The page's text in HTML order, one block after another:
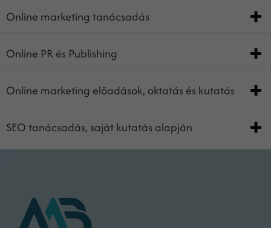
Online marketing tanácsadás
Online PR és Publishing
Online marketing előadások, oktatás és kutatás
SEO tanácsadás, saját kutatás alapján